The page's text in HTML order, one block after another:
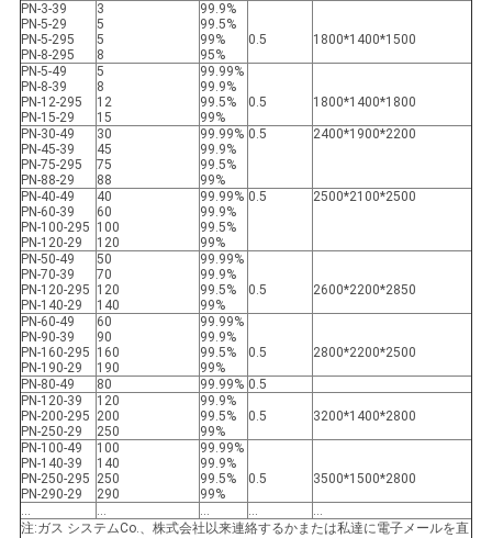
PN-3-39
PN-5-29
PN-5-295
PN-8-295
3
5
5
8
99.9%
99.5%
99%
95%
0.5 1800*1400*1500
PN-5-49
PN-8-39
PN-12-295
PN-15-29
5
8
12
15
99.99%
99.9%
99.5%
99%
0.5 1800*1400*1800
PN-30-49
PN-45-39
PN-75-295
PN-88-29
30
45
75
88
99.99%
99.9%
99.5%
99%
0.5 2400*1900*2200
PN-40-49
PN-60-39
PN-100-295
PN-120-29
40
60
100
120
99.99%
99.9%
99.5%
99%
0.5 2500*2100*2500
PN-50-49
PN-70-39
PN-120-295
PN-140-29
50
70
120
140
99.99%
99.9%
99.5%
99%
0.5 2600*2200*2850
PN-60-49
PN-90-39
PN-160-295
PN-190-29
60
90
160
190
99.99%
99.9%
99.5%
99%
0.5 2800*2200*2500
PN-80-49 80 99.99% 0.5
PN-120-39
PN-200-295
PN-250-29
120
200
250
99.9%
99.5%
99%
0.5 3200*1400*2800
PN-100-49
PN-140-39
PN-250-295
PN-290-29
100
140
250
290
99.99%
99.9%
99.5%
99%
0.5 3500*1500*2800
… … … …
…
注:ガス システムCo.、株式会社以来連絡するかまたは私達に電子メールを直